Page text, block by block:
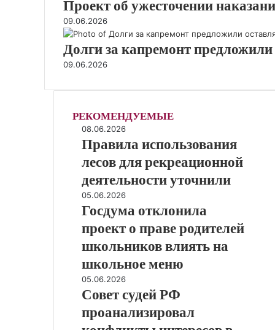
Проект об ужесточении
09.06.2026
Долги за капремонт
09.06.2026
РЕКОМЕНДУЕМЫЕ
П
р
в
и
л
а
с
п
л
ь
з
о
08.06.2026
Правила использования
лесов для рекреационной
деятельности уточнили
Г
о
д
у
о
т
к
05.06.2026
Госдума отклонила
проект о праве родителей
школьников влиять на
школьное меню
С
о
е
05.06.2026
Совет судей РФ
проанализировал